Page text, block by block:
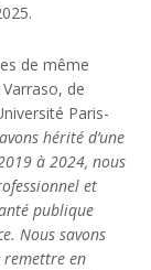
de même
de
Paris-
hérité d’une
à 2024, nous
et
publique
Nous savons
remettre en